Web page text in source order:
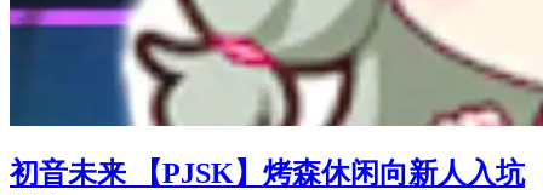
初音未来 【PJSK】烤森休闲向新人入坑